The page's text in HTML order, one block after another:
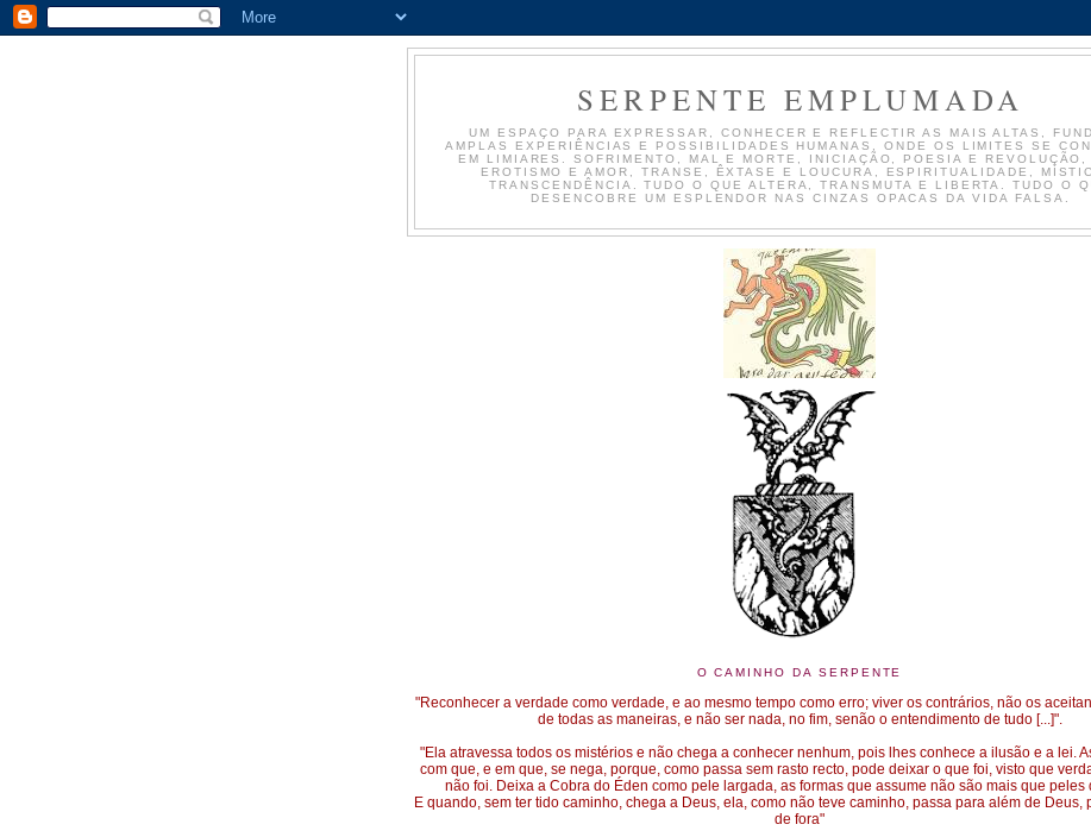
SERPENTE EMPLUMADA
UM ESPAÇO PARA EXPRESSAR, CONHECER E REFLECTIR AS MAIS ALTAS,
AMPLAS EXPERIÊNCIAS E POSSIBILIDADES HUMANAS, ONDE OS LIMITES SE
EM LIMIARES. SOFRIMENTO, MAL E MORTE, INICIAÇÃO, POESIA E REVOLUÇÃO,
EROTISMO E AMOR, TRANSE, ÊXTASE E LOUCURA, ESPIRITUALIDADE,
TRANSCENDÊNCIA. TUDO O QUE ALTERA, TRANSMUTA E LIBERTA. TUDO O
DESENCOBRE UM ESPLENDOR NAS CINZAS OPACAS DA VIDA FALSA.
O CAMINHO DA SERPENTE
"Reconhecer a verdade como verdade, e ao mesmo tempo como erro; viver os contrários, não os
de todas as maneiras, e não ser nada, no fim, senão o entendimento de tudo [...]".
"Ela atravessa todos os mistérios e não chega a conhecer nenhum, pois lhes conhece a ilusão e a lei.
com que, e em que, se nega, porque, como passa sem rasto recto, pode deixar o que foi, visto que
não foi. Deixa a Cobra do Éden como pele largada, as formas que assume não são mais que peles
E quando, sem ter tido caminho, chega a Deus, ela, como não teve caminho, passa para além de Deus,
de fora"